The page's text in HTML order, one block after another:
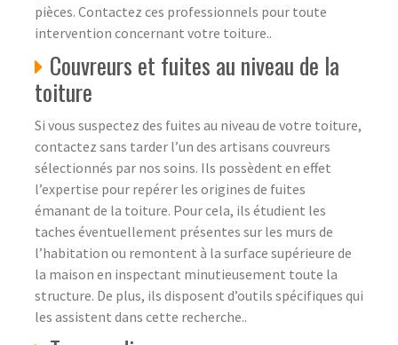
pièces. Contactez ces professionnels pour toute
intervention concernant votre toiture..
Couvreurs et fuites au niveau de la
toiture
Si vous suspectez des fuites au niveau de votre toiture,
contactez sans tarder l’un des artisans couvreurs
sélectionnés par nos soins. Ils possèdent en effet
l’expertise pour repérer les origines de fuites
émanant de la toiture. Pour cela, ils étudient les
taches éventuellement présentes sur les murs de
l’habitation ou remontent à la surface supérieure de
la maison en inspectant minutieusement toute la
structure. De plus, ils disposent d’outils spécifiques qui
les assistent dans cette recherche..